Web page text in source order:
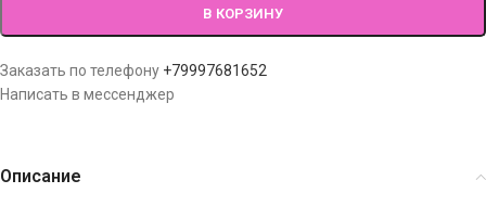
В КОРЗИНУ
Заказать по телефону +79997681652
Написать в мессенджер
Описание